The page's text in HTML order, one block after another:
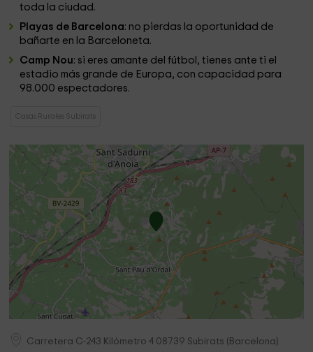
toda la ciudad.
Playas de Barcelona: no pierdas la oportunidad de
bañarte en la Barceloneta.
Camp Nou: si eres amante del fútbol, tienes ante ti el
estadio más grande de Europa, con capacidad para
98.000 espectadores.
Casas Rurales Subirats
Carretera C-243 Kilómetro 4 08739 Subirats ( Barcelona)